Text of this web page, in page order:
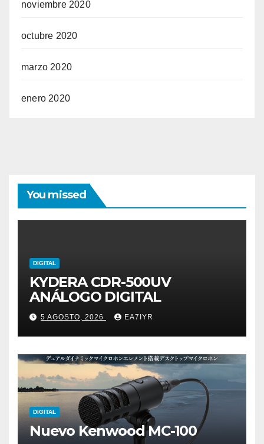
noviembre 2020
octubre 2020
marzo 2020
enero 2020
You missed
DIGITAL
KYDERA CDR-500UV
ANÁLOGO DIGITAL
5 AGOSTO, 2026 EA7IYR
DIGITAL
Nuevo Kenwood MC-100